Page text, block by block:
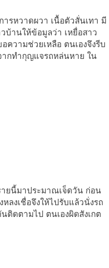
รหวาดผวา เนื้อตัวสั่นเทา มี
บ้านให้ข้อมูลว่า เหยื่อสาว
ความช่วยเหลือ ตนเองจึงรีบ
ากทำกุญแจรถหล่นหาย ใน
ยนี้มาประมาณเจ็ดวัน ก่อน
ลงเชื่อจึงให้ไปรับแล้วนั่งรถ
ดตามไป ตนเองผิดสังเกต